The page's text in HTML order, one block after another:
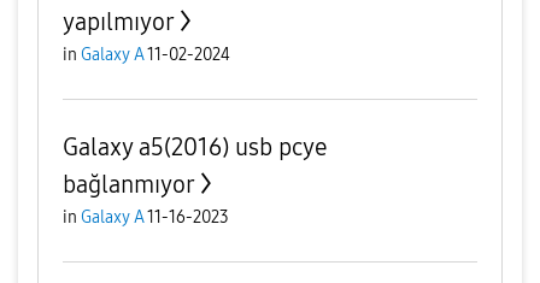
yapılmıyor
in Galaxy A11-02-2024
Galaxy a5(2016) usb pcye
bağlanmıyor
in Galaxy A11-16-2023